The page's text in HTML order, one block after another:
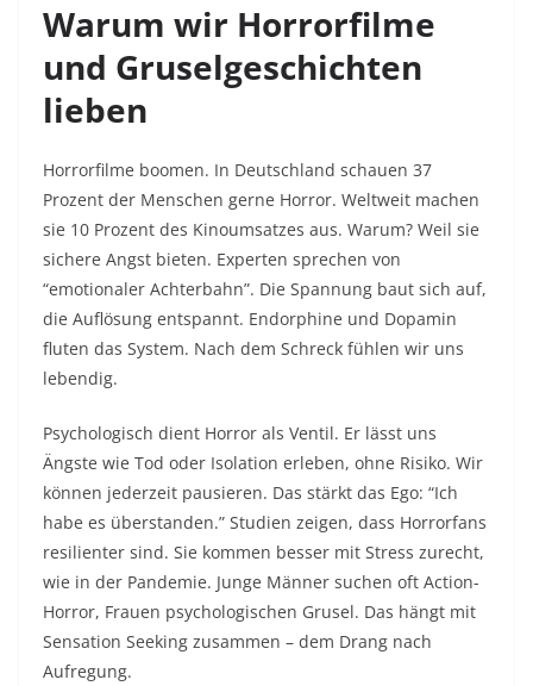
Warum wir Horrorfilme
und Gruselgeschichten
lieben
Horrorfilme boomen. In Deutschland schauen 37
Prozent der Menschen gerne Horror. Weltweit machen
sie 10 Prozent des Kinoumsatzes aus. Warum? Weil sie
sichere Angst bieten. Experten sprechen von
“emotionaler Achterbahn”. Die Spannung baut sich auf,
die Auflösung entspannt. Endorphine und Dopamin
fluten das System. Nach dem Schreck fühlen wir uns
lebendig.​
Psychologisch dient Horror als Ventil. Er lässt uns
Ängste wie Tod oder Isolation erleben, ohne Risiko. Wir
können jederzeit pausieren. Das stärkt das Ego: “Ich
habe es überstanden.” Studien zeigen, dass Horrorfans
resilienter sind. Sie kommen besser mit Stress zurecht,
wie in der Pandemie. Junge Männer suchen oft Action-
Horror, Frauen psychologischen Grusel. Das hängt mit
Sensation Seeking zusammen – dem Drang nach
Aufregung.​​